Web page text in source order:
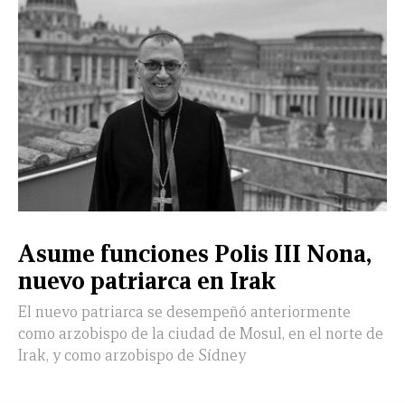
CERRAR
X
LEÓN
DE
VIDA
Asume funciones Polis III Nona,
nuevo patriarca en Irak
El nuevo patriarca se desempeñó anteriormente
como arzobispo de la ciudad de Mosul, en el norte de
Irak, y como arzobispo de Sídney